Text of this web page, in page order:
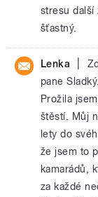
stresu další
šťastný.
Lenka
pane
Prožila
štěstí. Můj
lety do
že jsem to
kamarádů,
za každé